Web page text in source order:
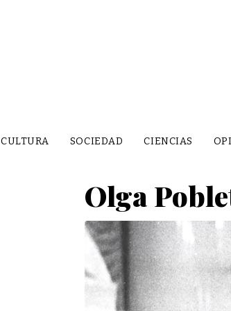
CULTURA SOCIEDAD CIENCIAS
Olga